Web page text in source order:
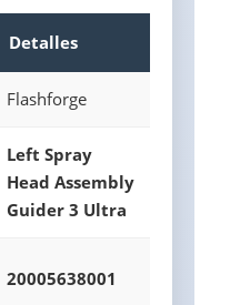
Detalles
Flashforge
Left Spray
Head Assembly
Guider 3 Ultra
20005638001